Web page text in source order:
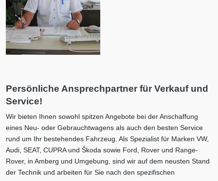
Persönliche Ansprechpartner für Verkauf und
Service!
Wir bieten Ihnen sowohl spitzen Angebote bei der Anschaffung
eines Neu- oder Gebrauchtwagens als auch den besten Service
rund um Ihr bestehendes Fahrzeug. Als Spezialist für Marken VW,
Audi, SEAT, CUPRA und Škoda sowie Ford, Rover und Range-
Rover, in Amberg und Umgebung, sind wir auf dem neusten Stand
der Technik und arbeiten für Sie nach den spezifischen